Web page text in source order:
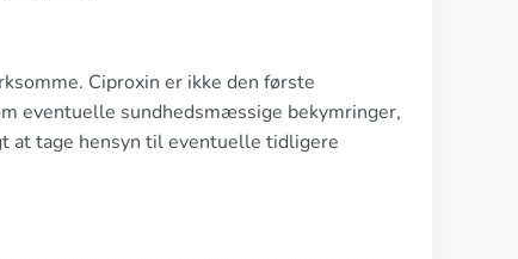
Ciproxin er ikke den første
eventuelle sundhedsmæssige bekymringer,
at tage hensyn til eventuelle tidligere